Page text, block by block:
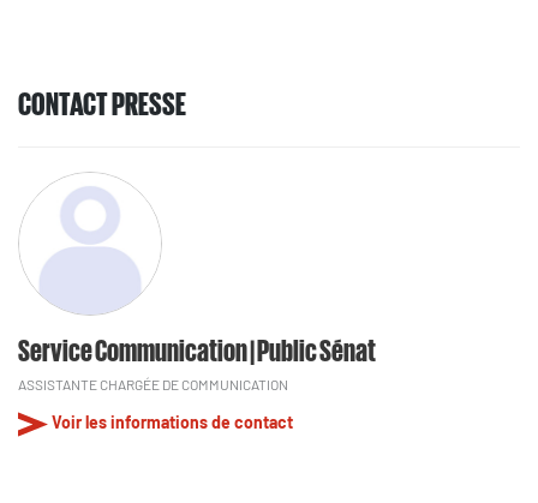
CONTACT PRESSE
Service Communication | Public Sénat
ASSISTANTE CHARGÉE DE COMMUNICATION
Voir les informations de contact